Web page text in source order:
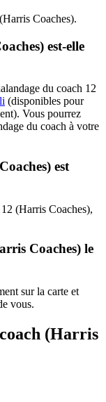
Coaches).
est-elle
du coach 12
(disponibles pour
Vous pourrez
du coach à votre
est
(Harris Coaches),
Coaches) le
sur la carte et
vous.
(Harris